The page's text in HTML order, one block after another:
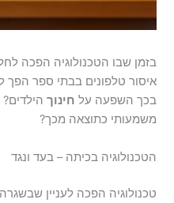
בזמן שבו הטכנולוגיה הפכה
איסור טלפונים בבתי ספר הפך
בכך השפעה על חינוך הילדים?
משמעותי כתוצאה מכך?
הטכנולוגיה בכיתה – בעד ונגד
טכנולוגיה הפכה לעניין